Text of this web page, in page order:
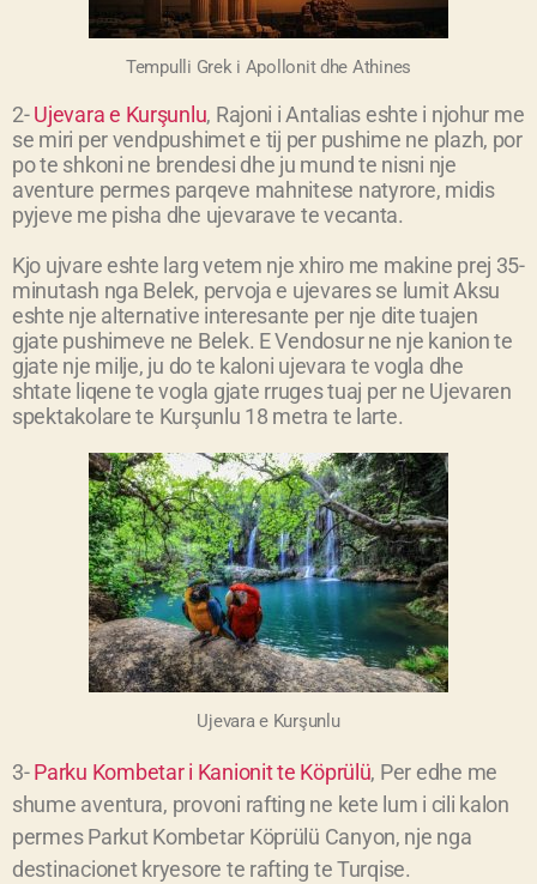
Tempulli Grek i Apollonit dhe Athines
2-Ujevara e Kurşunlu, Rajoni i Antalias eshte i njohur me
se miri per vendpushimet e tij per pushime ne plazh, por
po te shkoni ne brendesi dhe ju mund te nisni nje
aventure permes parqeve mahnitese natyrore, midis
pyjeve me pisha dhe ujevarave te vecanta.
Kjo ujvare eshte larg vetem nje xhiro me makine prej 35-
minutash nga Belek, pervoja e ujevares se lumit Aksu
eshte nje alternative interesante per nje dite tuajen
gjate pushimeve ne Belek. E Vendosur ne nje kanion te
gjate nje milje, ju do te kaloni ujevara te vogla dhe
shtate liqene te vogla gjate rruges tuaj per ne Ujevaren
spektakolare te Kurşunlu 18 metra te larte.
Ujevara e Kurşunlu
3-Parku Kombetar i Kanionit te Köprülü, Per edhe me
shume aventura, provoni rafting ne kete lum i cili kalon
permes Parkut Kombetar Köprülü Canyon, nje nga
destinacionet kryesore te rafting te Turqise.